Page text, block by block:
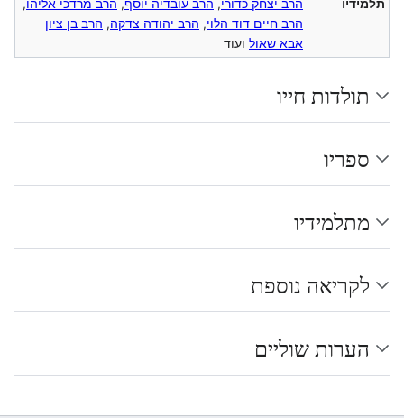
תלמידיו
הרב יצחק כדורי, הרב עובדיה יוסף, הרב מרדכי אליהו,
הרב חיים דוד הלוי, הרב יהודה צדקה, הרב בן ציון
אבא שאול ועוד
תולדות חייו
ספריו
מתלמידיו
לקריאה נוספת
הערות שוליים